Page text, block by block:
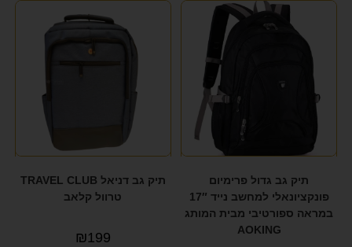
תיק גב גדול פרימיום
פונקציונאלי למחשב נייד 17″
במראה ספורטיבי מבית המותג
AOKING
תיק גב דניאל TRAVEL CLUB
טרוול קלאב
₪199